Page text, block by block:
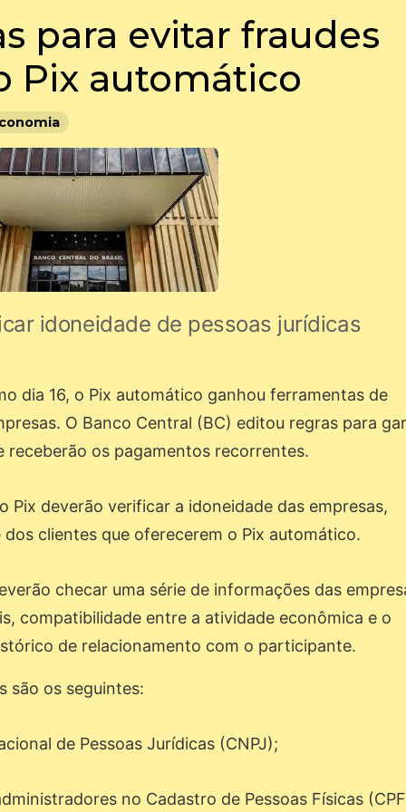
para evitar fraudes
Pix automático
idoneidade de pessoas jurídicas
dia 16, o Pix automático ganhou ferramentas de
O Banco Central (BC) editou regras para
receberão os pagamentos recorrentes.
Pix deverão verificar a idoneidade das empresas,
clientes que oferecerem o Pix automático.
checar uma série de informações das
compatibilidade entre a atividade econômica e o
de relacionamento com o participante.
são os seguintes:
de Pessoas Jurídicas (CNPJ);
no Cadastro de Pessoas Físicas